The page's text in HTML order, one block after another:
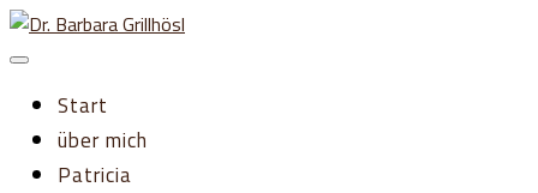
Zum
Inhalt
Start
über mich
Patricia